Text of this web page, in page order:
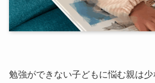
勉強ができない子どもに悩む親は